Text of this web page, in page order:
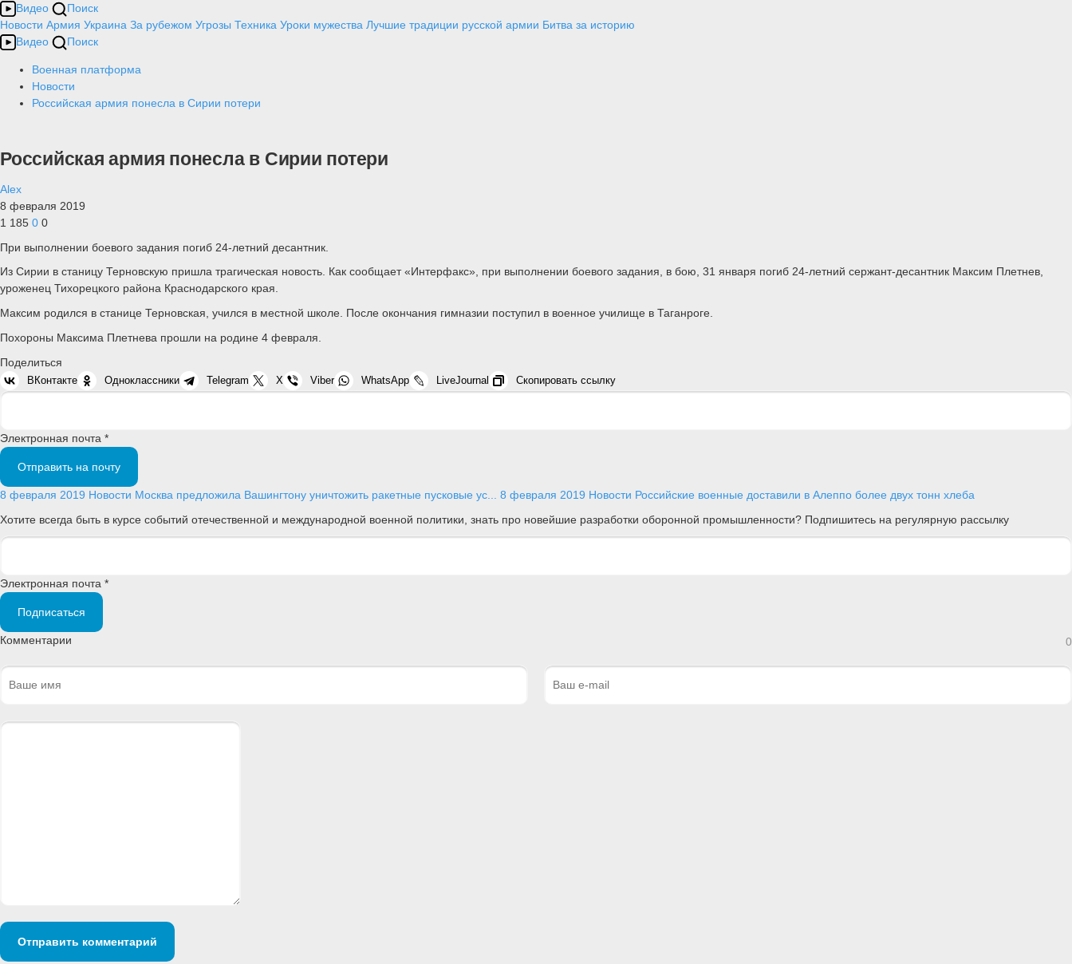
Видео
Поиск
Новости Армия Украина За рубежом Угрозы Техника Уроки мужества Лучшие традиции русской армии Битва за историю
Видео
Поиск
Военная платформа
Новости
Российская армия понесла в Сирии потери
Российская армия понесла в Сирии потери
Alex
8 февраля 2019
1 185 0 0
При выполнении боевого задания погиб 24-летний десантник.
Из Сирии в станицу Терновскую пришла трагическая новость. Как сообщает «Интерфакс», при выполнении боевого задания, в бою, 31 января погиб 24-летний сержант-десантник Максим Плетнев,
уроженец Тихорецкого района Краснодарского края.
Максим родился в станице Терновская, учился в местной школе. После окончания гимназии поступил в военное училище в Таганроге.
Похороны Максима Плетнева прошли на родине 4 февраля.
Поделиться
ВКонтакте Одноклассники Telegram X Viber WhatsApp LiveJournal Скопировать ссылку
Электронная почта *
Отправить на почту
8 февраля 2019 Новости Москва предложила Вашингтону уничтожить ракетные пусковые ус... 8 февраля 2019 Новости Российские военные доставили в Алеппо более двух тонн хлеба
Хотите всегда быть в курсе событий отечественной и международной военной политики, знать про новейшие разработки оборонной промышленности? Подпишитесь на регулярную рассылку
Электронная почта *
Подписаться
Комментарии 0
Отправить комментарий